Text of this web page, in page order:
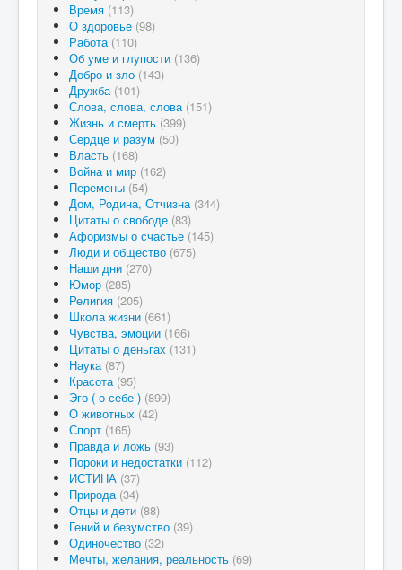
Время (113)
О здоровье (98)
Работа (110)
Об уме и глупости (136)
Добро и зло (143)
Дружба (101)
Слова, слова, слова (151)
Жизнь и смерть (399)
Сердце и разум (50)
Власть (168)
Война и мир (162)
Перемены (54)
Дом, Родина, Отчизна (344)
Цитаты о свободе (83)
Афоризмы о счастье (145)
Люди и общество (675)
Наши дни (270)
Юмор (285)
Религия (205)
Школа жизни (661)
Чувства, эмоции (166)
Цитаты о деньгах (131)
Наука (87)
Красота (95)
Эго ( о себе ) (899)
О животных (42)
Спорт (165)
Правда и ложь (93)
Пороки и недостатки (112)
ИСТИНА (37)
Природа (34)
Отцы и дети (88)
Гений и безумство (39)
Одиночество (32)
Мечты, желания, реальность (69)